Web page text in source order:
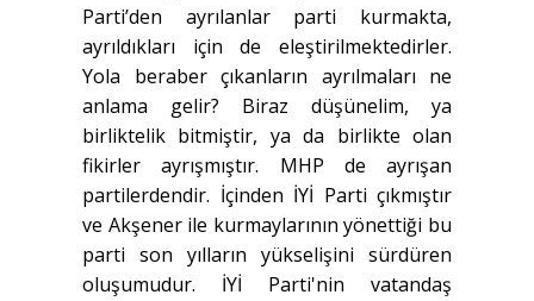
Parti’den ayrılanlar parti kurmakta,
ayrıldıkları için de eleştirilmektedirler.
Yola beraber çıkanların ayrılmaları ne
anlama gelir? Biraz düşünelim, ya
birliktelik bitmiştir, ya da birlikte olan
fikirler ayrışmıştır. MHP de ayrışan
partilerdendir. İçinden İYİ Parti çıkmıştır
ve Akşener ile kurmaylarının yönettiği bu
parti son yılların yükselişini sürdüren
oluşumudur. İYİ Parti'nin vatandaş